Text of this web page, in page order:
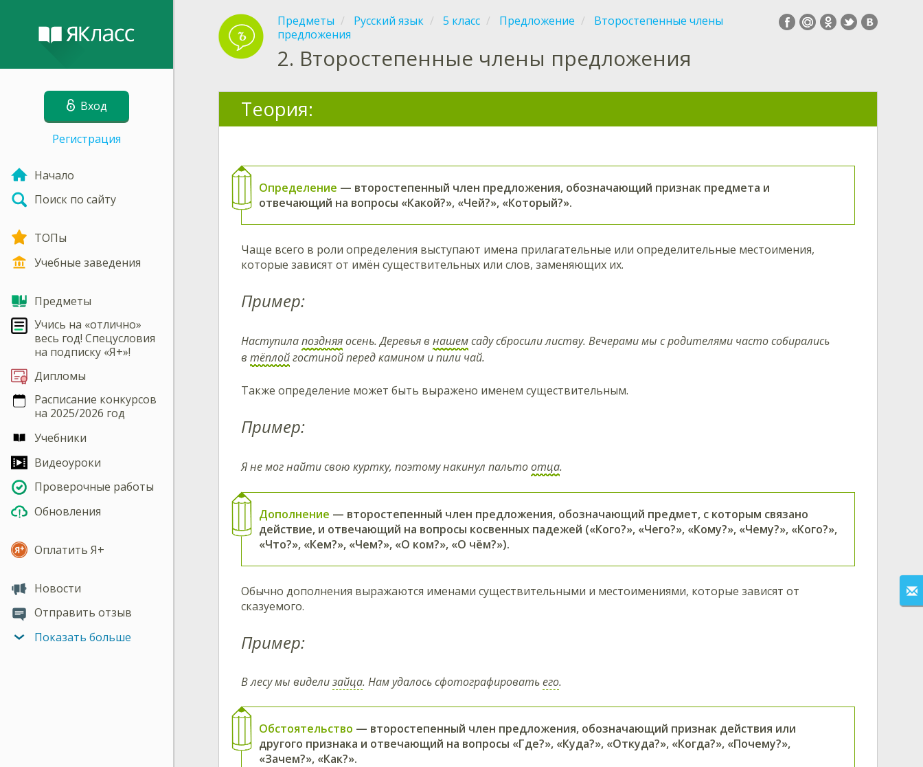
Вход
Регистрация
Начало
Поиск по сайту
ТОПы
Учебные заведения
Предметы
Учись на «отлично»
весь год! Спецусловия
на подписку «Я+»!
Дипломы
Расписание конкурсов
на 2025/2026 год
Учебники
Видеоуроки
Проверочные работы
Обновления
Оплатить Я+
Новости
Отправить отзыв
Показать больше
Предметы Русский язык 5 класс Предложение
Второстепенные члены
предложения
2. Второстепенные члены предложения
Теория:
Определение — второстепенный член предложения, обозначающий признак предмета и
отвечающий на вопросы «Какой?», «Чей?», «Который?».
Чаще всего в роли определения выступают имена прилагательные или определительные местоимения,
которые зависят от имён существительных или слов, заменяющих их.
Пример:
Наступилапоздняяосень. Деревья в нашемсаду сбросили листву. Вечерами мы с родителями часто собирались
в тёплойгостиной перед камином и пили чай.
Также определение может быть выражено именем существительным.
Пример:
Я не мог найти свою куртку, поэтому накинул пальтоотца.
Дополнение — второстепенный член предложения, обозначающий предмет, с которым связано
действие, и отвечающий на вопросы косвенных падежей («Кого?», «Чего?», «Кому?», «Чему?», «Кого?»,
«Что?», «Кем?», «Чем?», «О ком?», «О чём?»).
Обычно дополнения выражаются именами существительными и местоимениями, которые зависят от
сказуемого.
Пример:
В лесу мы виделизайца. Нам удалось сфотографироватьего.
Обстоятельство — второстепенный член предложения, обозначающий признак действия или
другого признака и отвечающий на вопросы «Где?», «Куда?», «Откуда?», «Когда?», «Почему?»,
«Зачем?», «Как?».